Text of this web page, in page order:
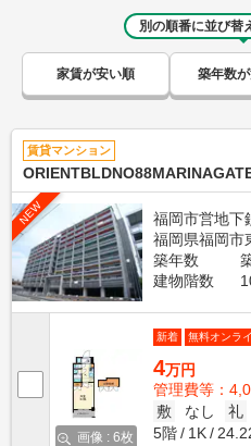
別の順番に並び替
家賃が安い順 築年数
賃貸マンション
NEW
福岡市営地下
福岡県福岡市
築年数
建物階数
画像 : 6枚
新着 無料オンラ
4万円
管理費等：
敷
なし 礼
5階
1K